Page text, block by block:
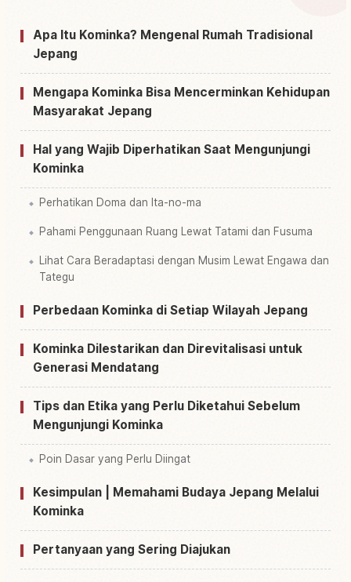
Cari aktivitas di Jepang↗
Apa Itu Kominka? Mengenal Rumah Tradisional
Jepang
Mengapa Kominka Bisa Mencerminkan Kehidupan
Masyarakat Jepang
Hal yang Wajib Diperhatikan Saat Mengunjungi
Kominka
Perhatikan Doma dan Ita-no-ma
Pahami Penggunaan Ruang Lewat Tatami dan Fusuma
Lihat Cara Beradaptasi dengan Musim Lewat Engawa dan
Tategu
Perbedaan Kominka di Setiap Wilayah Jepang
Kominka Dilestarikan dan Direvitalisasi untuk
Generasi Mendatang
Tips dan Etika yang Perlu Diketahui Sebelum
Mengunjungi Kominka
Poin Dasar yang Perlu Diingat
Kesimpulan | Memahami Budaya Jepang Melalui
Kominka
Pertanyaan yang Sering Diajukan